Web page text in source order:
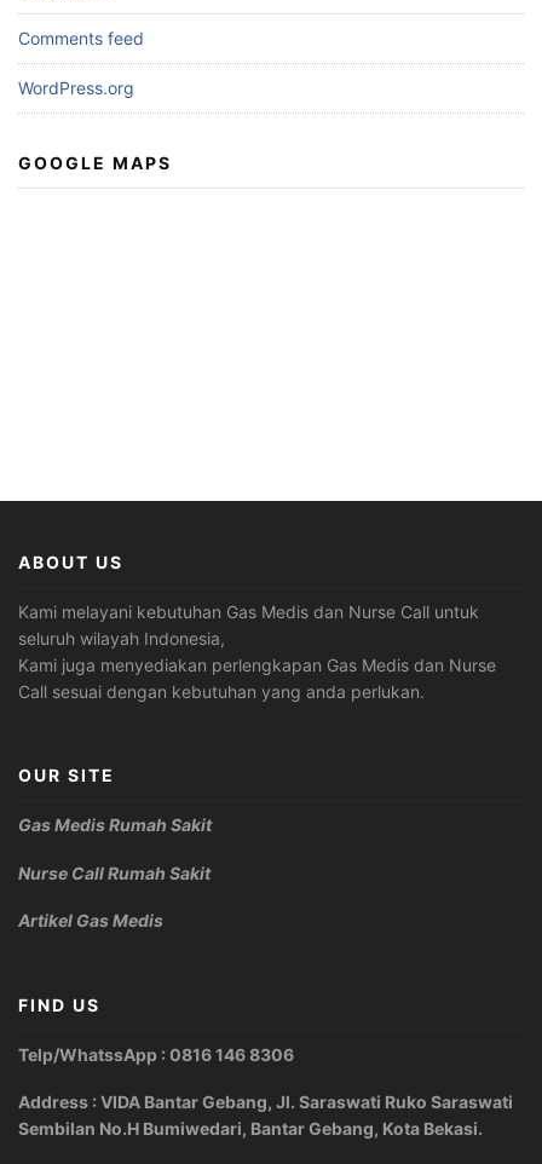
Comments feed
WordPress.org
GOOGLE MAPS
ABOUT US
Kami melayani kebutuhan Gas Medis dan Nurse Call untuk
seluruh wilayah Indonesia,
Kami juga menyediakan perlengkapan Gas Medis dan Nurse
Call sesuai dengan kebutuhan yang anda perlukan.
OUR SITE
Gas Medis Rumah Sakit
Nurse Call Rumah Sakit
Artikel Gas Medis
FIND US
Telp/WhatssApp : 0816 146 8306
Address : VIDA Bantar Gebang, Jl. Saraswati Ruko Saraswati
Sembilan No.H Bumiwedari, Bantar Gebang, Kota Bekasi.